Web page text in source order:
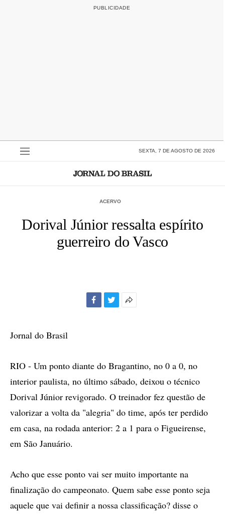
SEXTA, 7 DE AGOSTO DE 2026
ACERVO
Dorival Júnior ressalta espírito
guerreiro do Vasco
Jornal do Brasil
RIO - Um ponto diante do Bragantino, no 0 a 0, no
interior paulista, no último sábado, deixou o técnico
Dorival Júnior revigorado. O treinador fez questão de
valorizar a volta da "alegria" do time, após ter perdido
em casa, na rodada anterior: 2 a 1 para o Figueirense,
em São Januário.
Acho que esse ponto vai ser muito importante na
finalização do campeonato. Quem sabe esse ponto seja
aquele que vai definir a nossa classificação? disse o